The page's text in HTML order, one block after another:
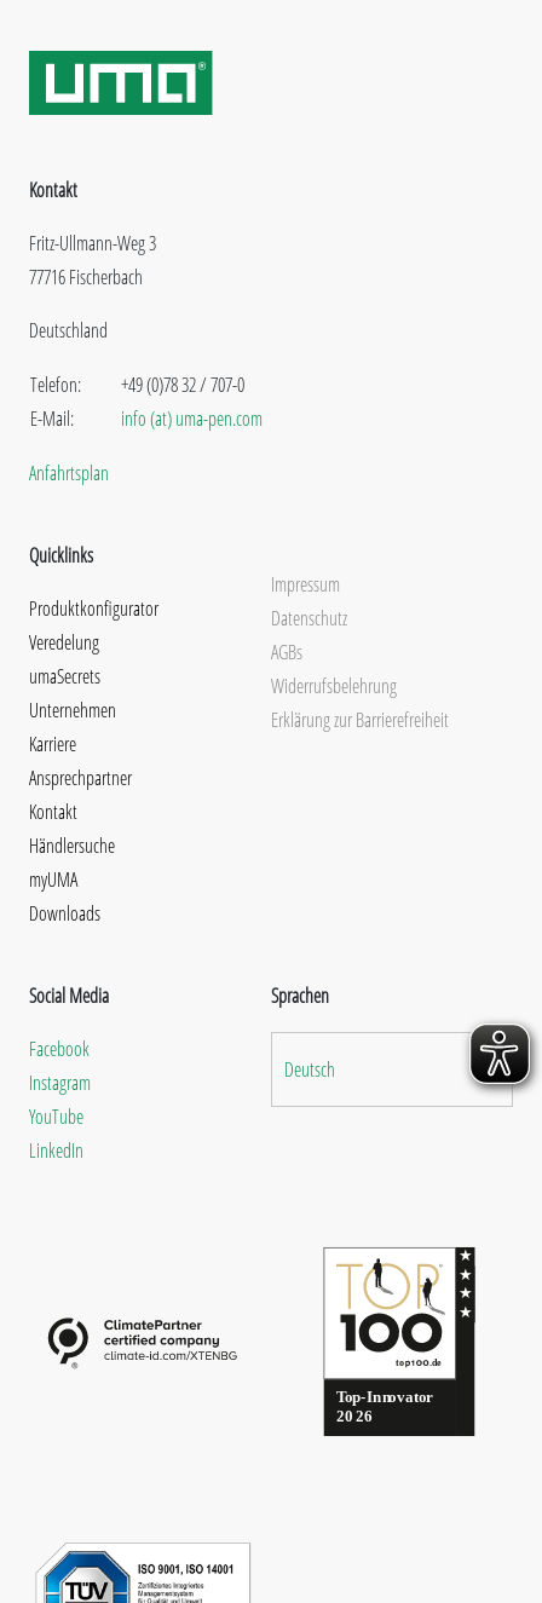
Kontakt
Fritz-Ullmann-Weg 3
77716 Fischerbach
Deutschland
Telefon:
E-Mail:
+49 (0)78 32 / 707-0
info (at) uma-pen.com
Anfahrtsplan
Quicklinks
Produktkonfigurator
Veredelung
umaSecrets
Unternehmen
Karriere
Ansprechpartner
Kontakt
Händlersuche
myUMA
Downloads
Impressum
Datenschutz
AGBs
Widerrufsbelehrung
Erklärung zur Barrierefreiheit
Social Media
Facebook
Instagram
YouTube
LinkedIn
Sprachen
Deutsch